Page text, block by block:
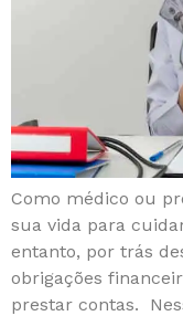
Como médico ou
sua vida para
entanto, por trás
obrigações
prestar contas.